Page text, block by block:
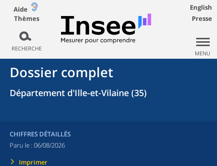
Aide
Thèmes
RECHERCHE
English
Presse
MENU
Dossier complet
Département d'Ille-et-Vilaine (35)
CHIFFRES DÉTAILLÉS
Paru le : 06/08/2026
Imprimer